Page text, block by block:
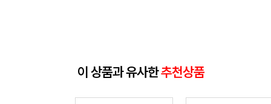
이 상품과 유사한추천상품